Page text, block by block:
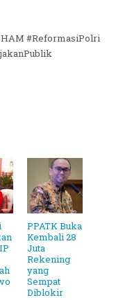
#ReformasiPolri
PPATK Buka
Kembali 28
Juta
Rekening
yang
Sempat
Diblokir